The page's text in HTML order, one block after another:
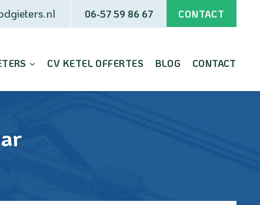
06-57 59 86 67 CONTACT
CV KETEL OFFERTES BLOG CONTACT